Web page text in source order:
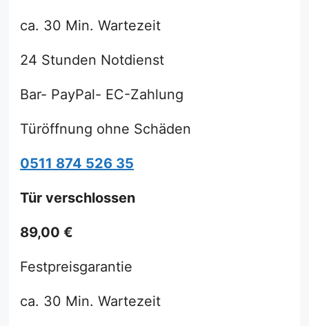
ca. 30 Min. Wartezeit
24 Stunden Notdienst
Bar- PayPal- EC-Zahlung
Türöffnung ohne Schäden
0511 874 526 35
Tür verschlossen
89,00 €
Festpreisgarantie
ca. 30 Min. Wartezeit